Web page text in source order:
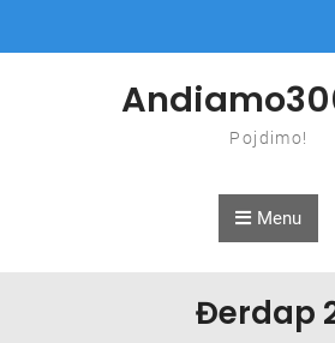
Pojdimo!
Menu
Đerdap